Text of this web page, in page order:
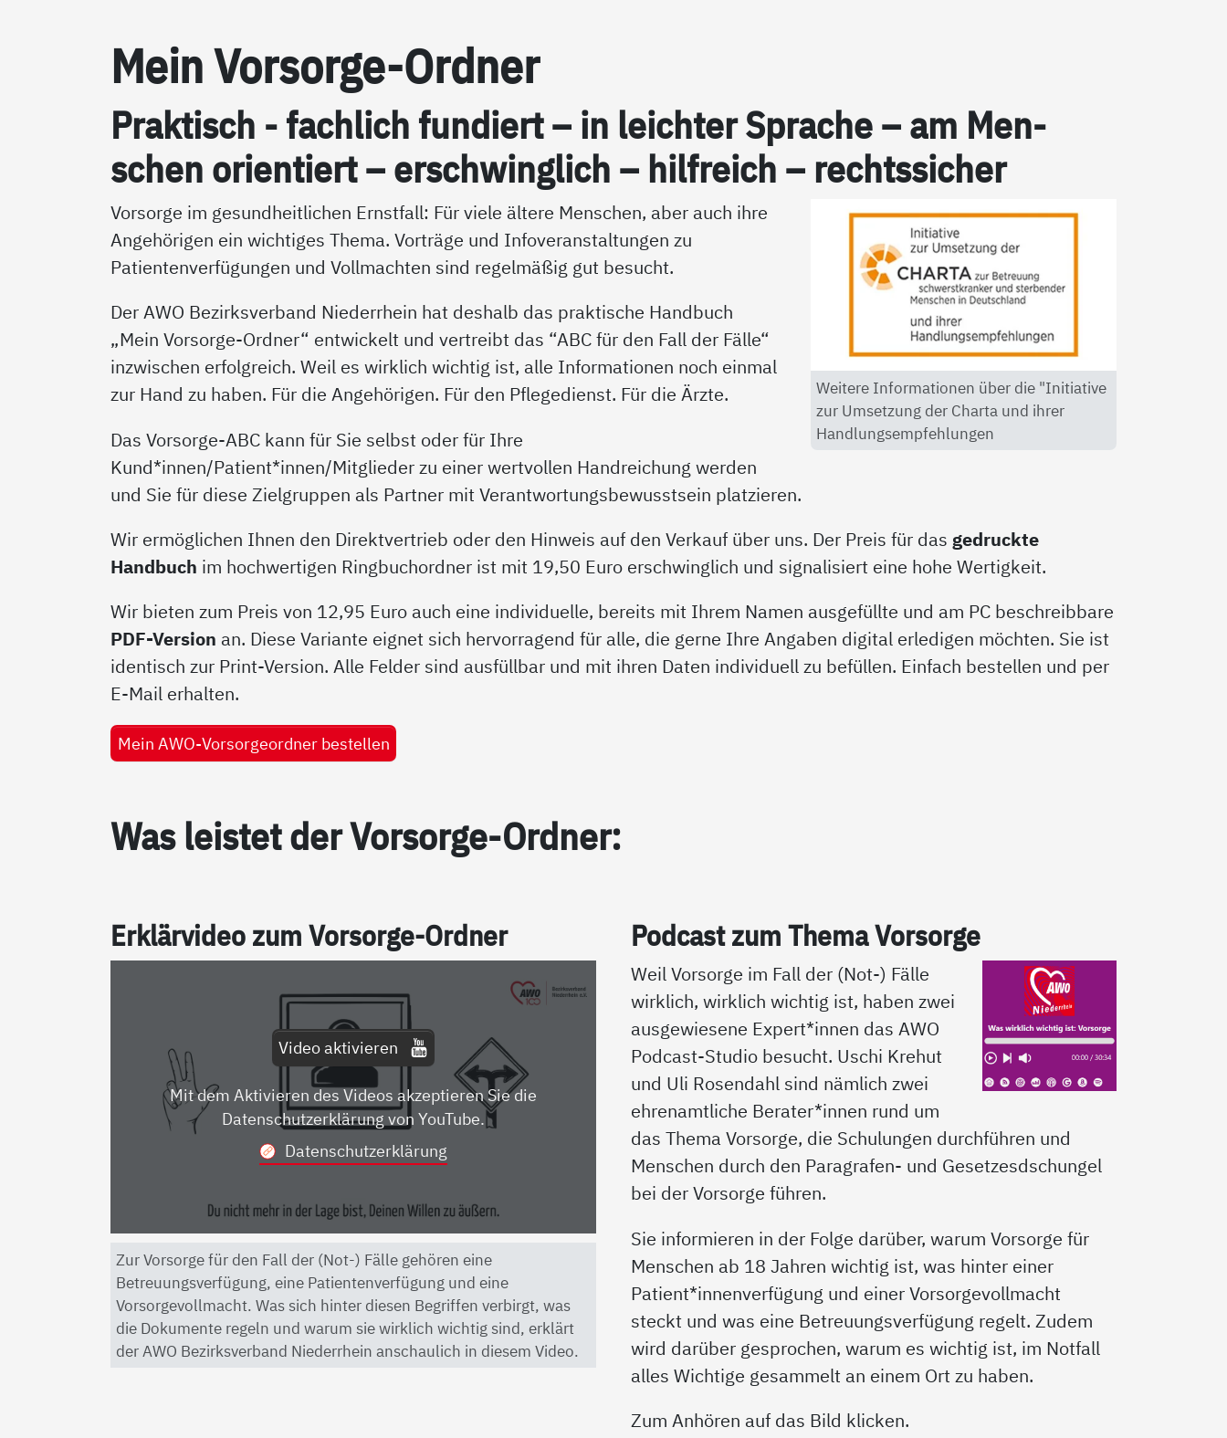
Mein Vor­sor­ge-Ord­ner
Prak­tisch - fach­lich fun­diert – in leich­ter Spra­che – am Men­
schen ori­en­tiert – er­schwing­lich – hil­f­reich – rechts­si­cher
Weitere Informationen über die "Initiative
zur Umsetzung der Charta und ihrer
Handlungsempfehlungen
Vorsorge im gesundheitlichen Ernstfall: Für viele ältere Menschen, aber auch ihre
Angehörigen ein wichtiges Thema. Vorträge und Infoveranstaltungen zu
Patientenverfügungen und Vollmachten sind regelmäßig gut besucht.
Der AWO Bezirksverband Niederrhein hat deshalb das praktische Handbuch
„Mein Vorsorge-Ordner“ entwickelt und vertreibt das “ABC für den Fall der Fälle“
inzwischen erfolgreich. Weil es wirklich wichtig ist, alle Informationen noch einmal
zur Hand zu haben. Für die Angehörigen. Für den Pflegedienst. Für die Ärzte.
Das Vorsorge-ABC kann für Sie selbst oder für Ihre
Kund*innen/Patient*innen/Mitglieder zu einer wertvollen Handreichung werden
und Sie für diese Zielgruppen als Partner mit Verantwortungsbewusstsein platzieren.
Wir ermöglichen Ihnen den Direktvertrieb oder den Hinweis auf den Verkauf über uns. Der Preis für das gedruckte
Handbuch im hochwertigen Ringbuchordner ist mit 19,50 Euro erschwinglich und signalisiert eine hohe Wertigkeit.
Wir bieten zum Preis von 12,95 Euro auch eine individuelle, bereits mit Ihrem Namen ausgefüllte und am PC beschreibbare
PDF-Version an. Diese Variante eignet sich hervorragend für alle, die gerne Ihre Angaben digital erledigen möchten. Sie ist
identisch zur Print-Version. Alle Felder sind ausfüllbar und mit ihren Daten individuell zu befüllen. Einfach bestellen und per
E-Mail erhalten.
Mein AWO-Vorsorgeordner bestellen
Was leis­tet der Vor­sor­ge-Ord­ner:
Er­klär­vi­deo zum Vor­sor­ge-Ord­ner
Video aktivieren
Mit dem Aktivieren des Videos akzeptieren Sie die
Datenschutzerklärung von YouTube.
Datenschutzerklärung
Zur Vorsorge für den Fall der (Not-) Fälle gehören eine
Betreuungsverfügung, eine Patientenverfügung und eine
Vorsorgevollmacht. Was sich hinter diesen Begriffen verbirgt, was
die Dokumente regeln und warum sie wirklich wichtig sind, erklärt
der AWO Bezirksverband Niederrhein anschaulich in diesem Video.
Pod­cast zum The­ma Vor­sor­ge
Weil Vorsorge im Fall der (Not-) Fälle
wirklich, wirklich wichtig ist, haben zwei
ausgewiesene Expert*innen das AWO
Podcast-Studio besucht. Uschi Krehut
und Uli Rosendahl sind nämlich zwei
ehrenamtliche Berater*innen rund um
das Thema Vorsorge, die Schulungen durchführen und
Menschen durch den Paragrafen- und Gesetzesdschungel
bei der Vorsorge führen.
Sie informieren in der Folge darüber, warum Vorsorge für
Menschen ab 18 Jahren wichtig ist, was hinter einer
Patient*innenverfügung und einer Vorsorgevollmacht
steckt und was eine Betreuungsverfügung regelt. Zudem
wird darüber gesprochen, warum es wichtig ist, im Notfall
alles Wichtige gesammelt an einem Ort zu haben.
Zum Anhören auf das Bild klicken.